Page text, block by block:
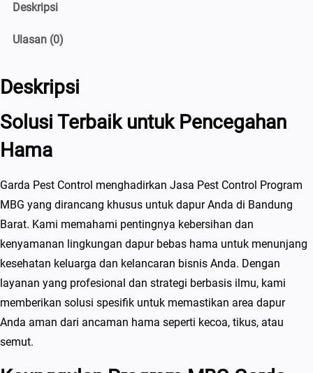
Deskripsi
Ulasan (0)
Deskripsi
Solusi Terbaik untuk Pencegahan
Hama
Garda Pest Control menghadirkan Jasa Pest Control Program
MBG yang dirancang khusus untuk dapur Anda di Bandung
Barat. Kami memahami pentingnya kebersihan dan
kenyamanan lingkungan dapur bebas hama untuk menunjang
kesehatan keluarga dan kelancaran bisnis Anda. Dengan
layanan yang profesional dan strategi berbasis ilmu, kami
memberikan solusi spesifik untuk memastikan area dapur
Anda aman dari ancaman hama seperti kecoa, tikus, atau
semut.